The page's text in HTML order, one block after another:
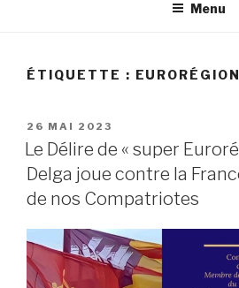
Menu
ÉTIQUETTE : EURORÉGION
PUBLIÉ
LE
26 MAI 2023
Le Délire de « super
Delga joue contre la
de nos Compatriotes